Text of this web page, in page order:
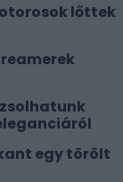
lőttek
egy törölt